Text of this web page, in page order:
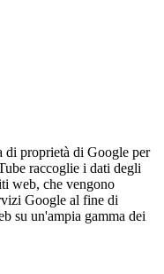
di proprietà di Google per
raccoglie i dati degli
web, che vengono
Google al fine di
su un'ampia gamma dei